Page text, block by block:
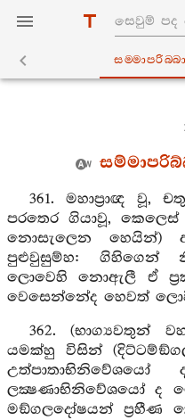
361. මහාප්‍රාඥ වූ,
පරතෙර ගියාවූ,
නොසැලෙන හෙයින්)
පුළුවුසුම්හ: ගිහිගෙන්
ලොවෙහි නොඇලී ඒ
වෙසෙන්නේද හෙවත්
362. (භාග්‍යවතුන්
යමක්හු විසින්
ලක්‍ෂණාභිනිවේශයෝ ද
මඞ්ගලදෝෂයන් ප්‍රහීණ